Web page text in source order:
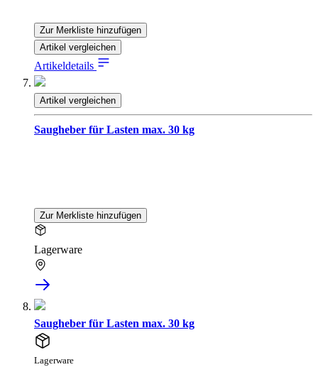
Zur Merkliste hinzufügen
Artikel vergleichen
Artikeldetails
Artikel vergleichen
Saugheber für Lasten max. 30 kg
Zur Merkliste hinzufügen
Lagerware
Saugheber für Lasten max. 30 kg
Lagerware